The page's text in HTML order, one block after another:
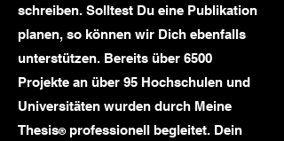
schreiben. Solltest Du eine Publikation
planen, so können wir Dich ebenfalls
unterstützen. Bereits über 6500
Projekte an über 95 Hochschulen und
Universitäten wurden durch Meine
Thesis®professionell begleitet. Dein